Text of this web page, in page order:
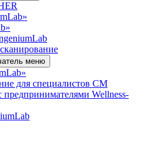
меню
для специалистов СМ
предпринимателями Wellness-